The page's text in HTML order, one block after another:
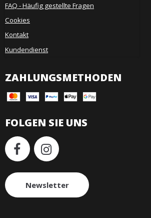
FAQ - Häufig gestellte Fragen
Cookies
Kontakt
Kundendienst
ZAHLUNGSMETHODEN
FOLGEN SIE UNS
Newsletter